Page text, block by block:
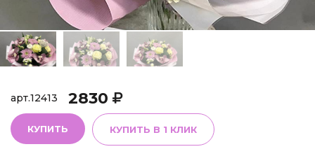
арт.12413 2830
КУПИТЬ КУПИТЬ В 1 КЛИК